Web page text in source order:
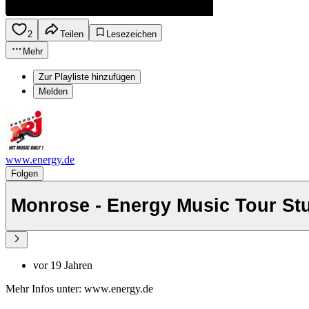
2 Teilen
Lesezeichen
Mehr
Zur Playliste hinzufügen
Melden
www.energy.de
Folgen
Monrose - Energy Music Tour
vor 19 Jahren
Mehr Infos unter: www.energy.de